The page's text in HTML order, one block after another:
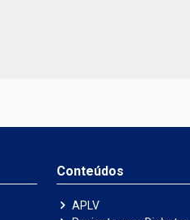
Conteúdos
APLV